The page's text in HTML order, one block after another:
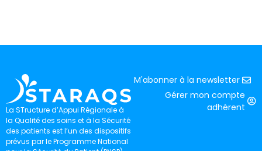
La STructure d’Appui Régionale à
la Qualité des soins et à la Sécurité
des patients est l’un des dispositifs
prévus par le Programme National
M'abonner à la newsletter
Gérer mon compte
adhérent